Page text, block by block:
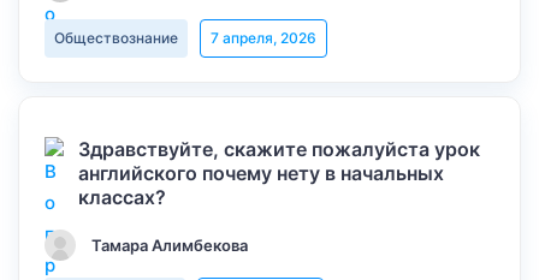
Обществознание 7 апреля, 2026
Здравствуйте, скажите пожалуйста урок
английского почему нету в начальных
классах?
Тамара Алимбекова